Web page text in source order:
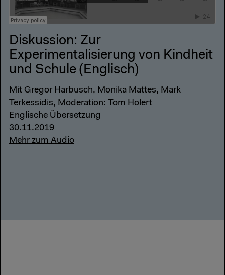
Diskussion: Zur
Experimentalisierung von Kindheit
und Schule (Englisch)
Mit Gregor Harbusch, Monika Mattes, Mark
Terkessidis, Moderation: Tom Holert
Englische Übersetzung
30.11.2019
Mehr zum Audio